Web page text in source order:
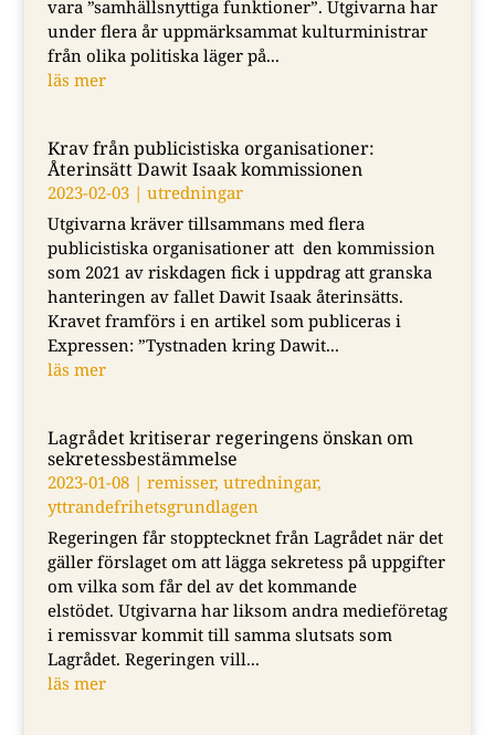
vara ”samhällsnyttiga funktioner”. Utgivarna har
under flera år uppmärksammat kulturministrar
från olika politiska läger på...
läs mer
Krav från publicistiska organisationer:
Återinsätt Dawit Isaak kommissionen
2023-02-03| utredningar
Utgivarna kräver tillsammans med flera
publicistiska organisationer att den kommission
som 2021 av riskdagen fick i uppdrag att granska
hanteringen av fallet Dawit Isaak återinsätts.
Kravet framförs i en artikel som publiceras i
Expressen: ”Tystnaden kring Dawit...
läs mer
Lagrådet kritiserar regeringens önskan om
sekretessbestämmelse
2023-01-08| remisser, utredningar,
yttrandefrihetsgrundlagen
Regeringen får stopptecknet från Lagrådet när det
gäller förslaget om att lägga sekretess på uppgifter
om vilka som får del av det kommande
elstödet. Utgivarna har liksom andra medieföretag
i remissvar kommit till samma slutsats som
Lagrådet. Regeringen vill...
läs mer